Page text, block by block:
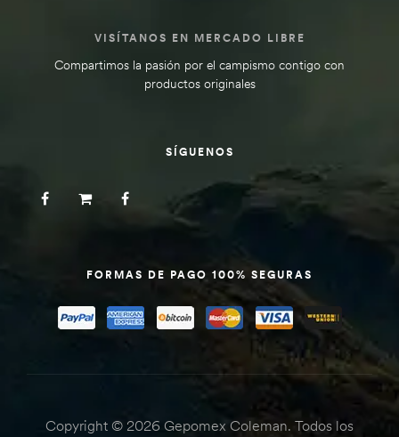
VISÍTANOS EN MERCADO LIBRE
Compartimos la pasión por el campismo contigo con
productos originales
SÍGUENOS
FORMAS DE PAGO 100% SEGURAS
Copyright © 2026 Gepomex Coleman. Todos los